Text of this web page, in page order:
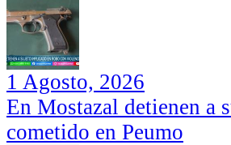
1 Agosto, 2026
En Mostazal detienen a
cometido en Peumo